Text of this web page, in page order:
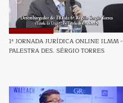
1ª JORNADA JURÍDICA ONLINE ILMM -
PALESTRA DES. SÉRGIO TORRES